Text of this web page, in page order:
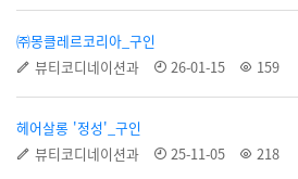
㈜몽클레르코리아_구인
뷰티코디네이션과
26-01-15 159
헤어살롱 '정성'_구인
뷰티코디네이션과
25-11-05 218